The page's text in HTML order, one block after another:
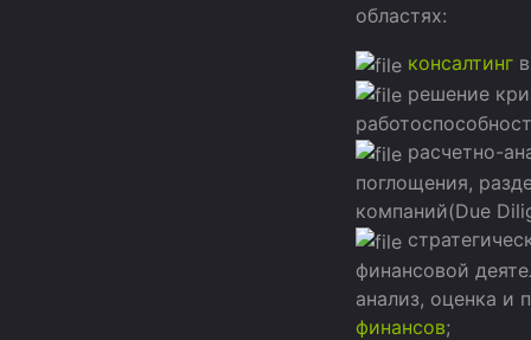
областях:
консалтинг
решение
расчетно-
поглощения,
компаний(Due
финансовой
анализ, оценка и
финансов;